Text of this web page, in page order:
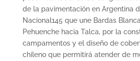
de la pavimentación en Argentina
Nacional145 que une Bardas
Pehuenche hacia Talca, por la
campamentos y el diseño de
chileno que permitirá atender de